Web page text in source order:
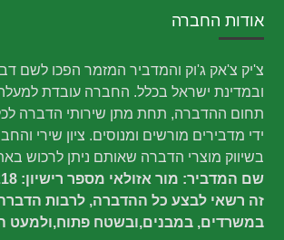
אודות החברה
צ'יק צ'אק ג'וק והמדביר המזמר הפכו לשם
תחום ההדברה, תחת מתן שירותי הדברה
ידי מדבירים מורשים ומנוסים. ציון שירי
בשיווק מוצרי הדברה שאותם ניתן לרכוש
זה רשאי לבצע כל ההדברה, לרבות
במשרדים, במבנים,ובשטח פתוח,ולמעט